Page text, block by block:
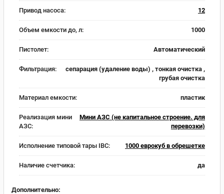
Привод насоса: 12
Объем емкости до, л: 1000
Пистолет: Автоматический
Фильтрация:
сепарация (удаление воды) , тонкая очистка ,
грубая очистка
Материал емкости: пластик
Реализация мини
АЗС:
Мини АЗС (не капитальное строение. для
перевозки)
Исполнение типовой тары IBC: 1000 еврокуб в обрешетке
Наличие счетчика: да
Дополнительно: